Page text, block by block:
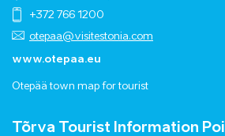
+372 766 1200
otepaa@visitestonia.com
www.otepaa.eu
Otepää town map for tourist
Tõrva Tourist Information